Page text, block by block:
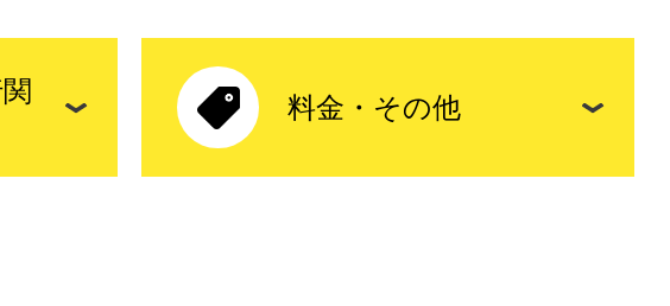
料金・その他